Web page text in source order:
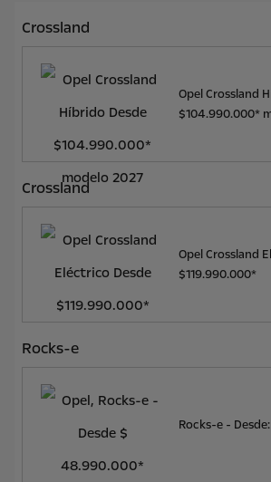
Crossland
Opel Crossland
$104.990.000*
Crossland
Opel Crossland
$119.990.000*
Rocks-e
Rocks-e -